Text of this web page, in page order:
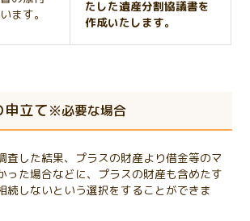
ます。
たした遺産分割協議書を
作成いたします。
立て※必要な場合
査した結果、プラスの財産より借金等のマ
った場合などに、プラスの財産も含めたす
続しないという選択をすることができま